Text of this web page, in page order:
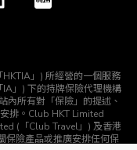
」) 所經營的一個服務
」) 下的持牌保險代理機構
內所有對「保險」的提述、
排。Club HKT Limited
(「Club Travel」) 及香港
保險產品或推廣安排任何保